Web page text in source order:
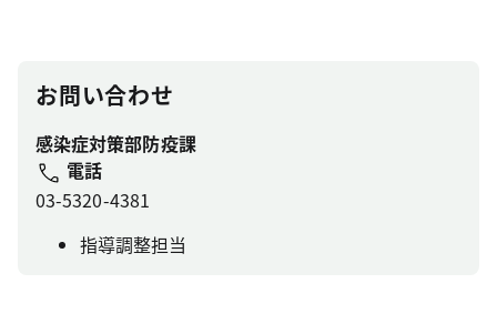
お問い合わせ
感染症対策部防疫課
電話
03-5320-4381
指導調整担当